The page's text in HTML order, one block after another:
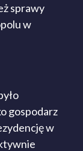
sprawy
w
gospodarz
w